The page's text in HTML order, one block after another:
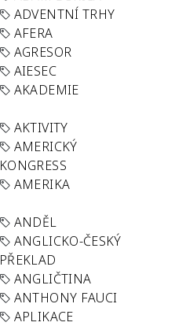
ADVENTNÍ TRHY
AFERA
AGRESOR
AIESEC
AKADEMIE
AKTIVITY
AMERICKÝ
KONGRESS
AMERIKA
ANDĚL
ANGLICKO-ČESKÝ
PŘEKLAD
ANGLIČTINA
ANTHONY FAUCI
APLIKACE